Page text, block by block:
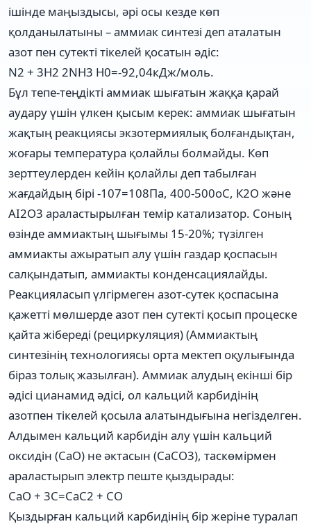
ішінде маңыздысы, әрі осы кезде көп
қолданылатыны – аммиак синтезі деп аталатын
азот пен сутекті тікелей қосатын әдіс:
N2 + 3H2 2NH3 H0=-92,04кДж/моль.
Бұл тепе-теңдікті аммиак шығатын жаққа қарай
аудару үшін үлкен қысым керек: аммиак шығатын
жақтың реакциясы экзотермиялық болғандықтан,
жоғары температура қолайлы болмайды. Көп
зерттеулерден кейін қолайлы деп табылған
жағдайдың бірі -107=108Па, 400-500оС, К2О және
AI2O3 араластырылған темір катализатор. Соның
өзінде аммиактың шығымы 15-20%; түзілген
аммиакты ажыратып алу үшін газдар қоспасын
салқындатып, аммиакты конденсациялайды.
Реакцияласып үлгірмеген азот-сутек қоспасына
қажетті мөлшерде азот пен сутекті қосып процеске
қайта жібереді (рециркуляция) (Аммиактың
синтезінің технологиясы орта мектеп оқулығында
біраз толық жазылған). Аммиак алудың екінші бір
әдісі цианамид әдісі, ол кальций карбидінің
азотпен тікелей қосыла алатындығына негізделген.
Алдымен кальций карбидін алу үшін кальций
оксидін (СаО) не әктасын (СаСО3), таскөмірмен
араластырып электр пеште қыздырады:
СаО + 3С=СаС2 + СО
Қыздырған кальций карбидінің бір жеріне туралап